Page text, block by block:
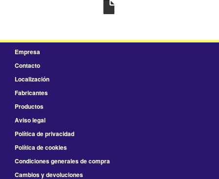
Empresa
Contacto
Localización
Fabricantes
Productos
Aviso legal
Política de privacidad
Política de cookies
Condiciones generales de compra
Cambios y devoluciones